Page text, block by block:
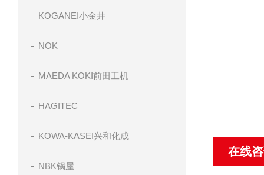
KOGANEI小金井
NOK
MAEDA KOKI前田工机
HAGITEC
KOWA-KASEI兴和化成
NBK锅屋
在线